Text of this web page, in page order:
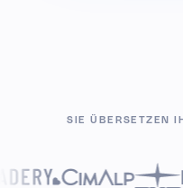
SIE ÜBERSETZEN